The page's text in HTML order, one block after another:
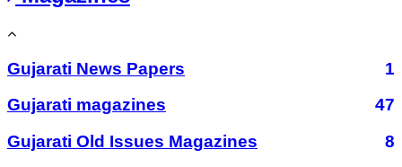
Gujarati News Papers
1
Gujarati magazines
47
Gujarati Old Issues Magazines
8